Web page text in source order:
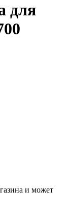
для
и может